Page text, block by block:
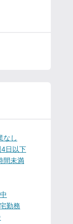
なし
4日以下
間未満
勤務